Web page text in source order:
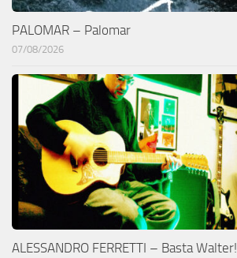
PALOMAR – Palomar
07/08/2026
ALESSANDRO FERRETTI – Basta Walter!